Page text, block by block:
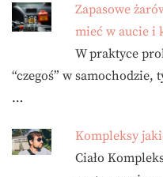
Zapasowe
mieć w aucie i
W praktyce
“czegoś” w samochodzie,
…
Kompleksy
Ciało